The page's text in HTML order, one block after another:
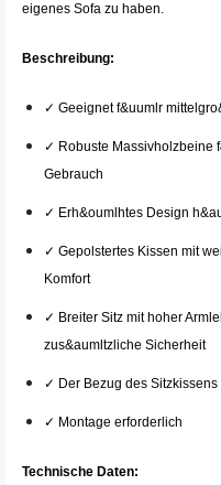
eigenes Sofa zu haben.
Beschreibung:
✓ Geeignet f&uumlr
✓ Robuste Massivholzbeine
Gebrauch
✓ Erh&oumlhtes Design
✓ Gepolstertes Kissen mit
Komfort
✓ Breiter Sitz mit hoher
zus&aumltzliche Sicherheit
✓ Der Bezug des
✓ Montage erforderlich
Technische Daten: